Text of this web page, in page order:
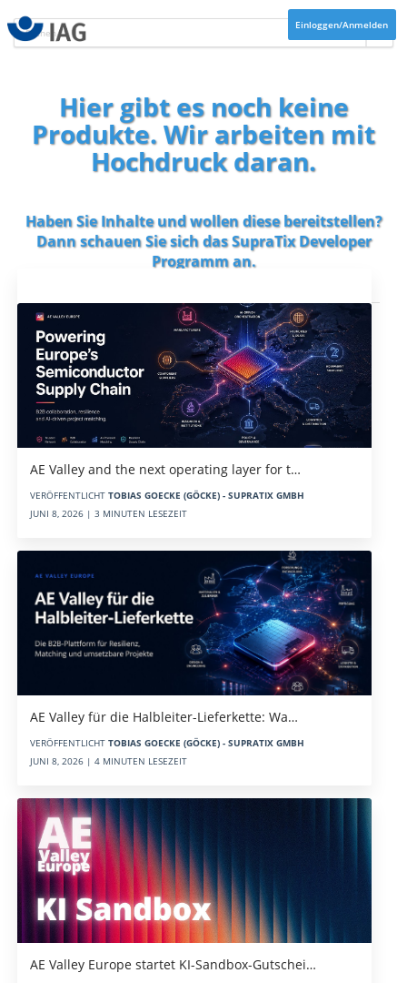
Einloggen/Anmelden
Hier gibt es noch keine
Produkte. Wir arbeiten mit
Hochdruck daran.
Haben Sie Inhalte und wollen diese bereitstellen?
Dann schauen Sie sich dasSupraTix Developer
Programman.
AE Valley and the next operating layer for t…
VERÖFFENTLICHT TOBIAS GOECKE (GÖCKE) - SUPRATIX GMBH
JUNI 8, 2026 | 3 MINUTEN LESEZEIT
AE Valley für die Halbleiter-Lieferkette: Wa…
VERÖFFENTLICHT TOBIAS GOECKE (GÖCKE) - SUPRATIX GMBH
JUNI 8, 2026 | 4 MINUTEN LESEZEIT
AE Valley Europe startet KI-Sandbox-Gutschei…